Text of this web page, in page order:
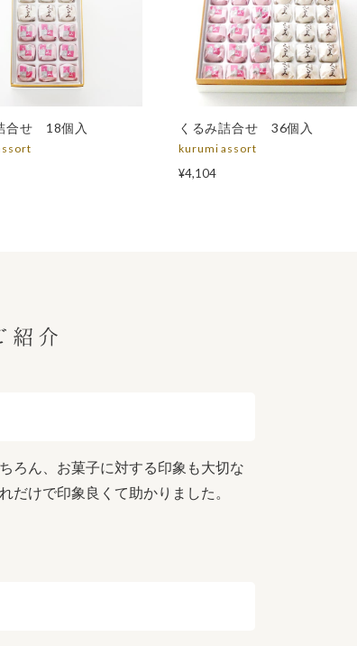
合せ 18個入 くるみ詰合せ 36個入
kurumi assort
¥4,104
紹介
ろん、お菓子に対する印象も大切な
だけで印象良くて助かりました。